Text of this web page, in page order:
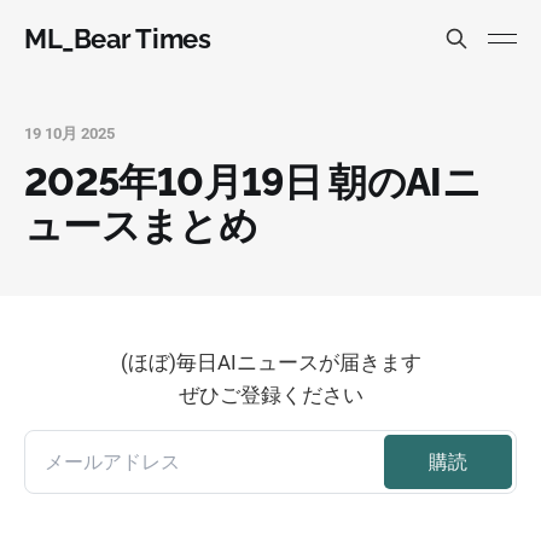
ML_Bear Times
19 10月 2025
2025年10月19日 朝のAIニ
ュースまとめ
(ほぼ)毎日AIニュースが届きます
ぜひご登録ください